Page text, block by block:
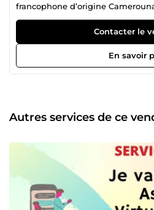
francophone d’origine
ans. Je suis votre Assistante
dans vos routines quotidiennes.
et à travailler plus intelligemment
quand ! J’ai d’excellentes
Il n'y décidément aucune limite!
de confidentialité, de tact, de
professionnalisme. Ce qui me
pression et à respecter les
variée, je peux gérer n’importe
support administratif et client :
dossiers des clients et des
sociaux, créer des bases de
quotidiens, création de tunnels
Contacter le
En savoir
Autres services de ce